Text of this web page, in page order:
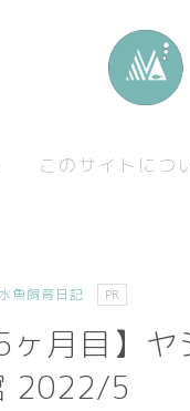
このサイトにつ
魚飼育日記 PR
ヶ月目】
2022/5